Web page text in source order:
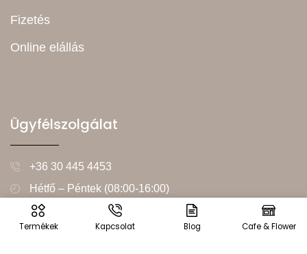
Termékek Kapcsolat Blog Cafe & Flower
Fizetés
Online elállás
Ügyfélszolgálat
+36 30 445 4453
Hétfő – Péntek (08:00-16:00)
info@vintageworld.hu